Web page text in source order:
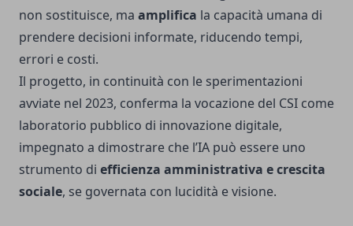
non sostituisce, ma amplifica la capacità umana di
prendere decisioni informate, riducendo tempi,
errori e costi.
Il progetto, in continuità con le sperimentazioni
avviate nel 2023, conferma la vocazione del CSI come
laboratorio pubblico di innovazione digitale,
impegnato a dimostrare che l’IA può essere uno
strumento di efficienza amministrativa e crescita
sociale, se governata con lucidità e visione.